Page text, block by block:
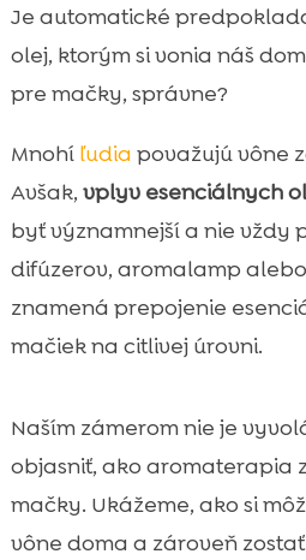
 Prečo sú esenciálne
téma
Ako mačky spracúvajú

Spôsoby expozície:
srsťou a náhodné
vplyv esenciálnych
zložky, s ktorými sa
Bezpečnejší prístup k
 Difuzéry, aromalampy
najrizikovejšie a prečo
 Príznaky podráždenia
Je automatické
olej, ktorým si vonia náš
pre mačky, správne?
Mnohí ľudia považujú vône
Avšak, vplyv esenciálnych
byť významnejší a nie vždy
difúzerov, aromalamp
znamená prepojenie
mačiek na citlivej úrovni.
Naším zámerom nie je
objasniť, ako aromaterapia
mačky. Ukážeme, ako si
vône doma a zároveň